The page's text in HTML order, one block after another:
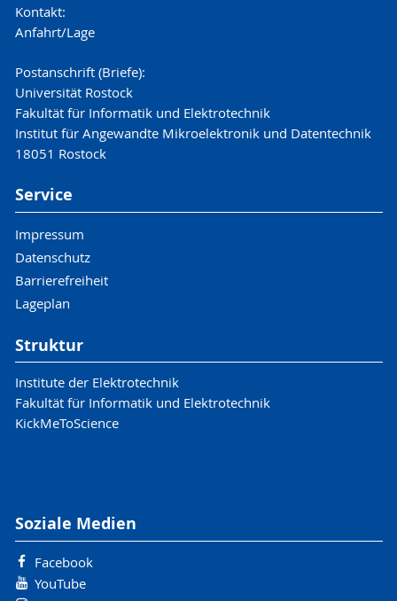
Kontakt:
Anfahrt/Lage
Postanschrift (Briefe):
Universität Rostock
Fakultät für Informatik und Elektrotechnik
Institut für Angewandte Mikroelektronik und Datentechnik
18051 Rostock
Service
Impressum
Datenschutz
Barrierefreiheit
Lageplan
Struktur
Institute der Elektrotechnik
Fakultät für Informatik und Elektrotechnik
KickMeToScience
Soziale Medien
Facebook
YouTube